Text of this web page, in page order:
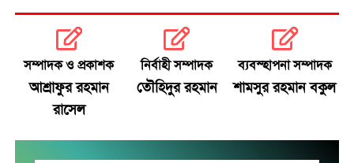
জাপানে টাইফুন ‘ডলফিন’, চীনে সর্বোচ্চ সতর্কতা
জুলাই জাদুঘর থেকে গুরুত্বপূর্ণ প্রদর্শনী সরানোর
অভিযোগ
সম্পাদক ও প্রকাশক
আশ্রাফুর রহমান
রাসেল
নির্বাহী সম্পাদক
তৌহিদুর রহমান
ব্যবস্হাপনা সম্পাদক
শামসুর রহমান বকুল